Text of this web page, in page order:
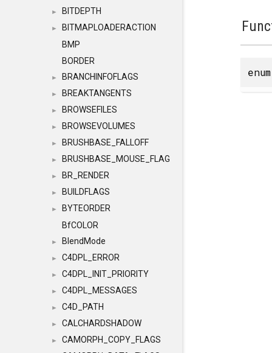
► BITDEPTH
►
BITMAPLOADERACTION
BMP
BORDER
► BRANCHINFOFLAGS
► BREAKTANGENTS
► BROWSEFILES
► BROWSEVOLUMES
► BRUSHBASE_FALLOFF
► BRUSHBASE_MOUSE_FLAG
► BR_RENDER
► BUILDFLAGS
►
BYTEORDER
BfCOLOR
► BlendMode
► C4DPL_ERROR
► C4DPL_INIT_PRIORITY
► C4DPL_MESSAGES
► C4D_PATH
► CALCHARDSHADOW
►
CAMORPH_COPY_FLAGS